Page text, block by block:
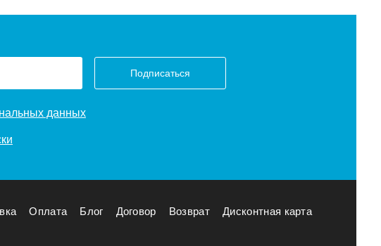
Подписаться
данных
Оплата Блог Договор Возврат Дисконтная карта